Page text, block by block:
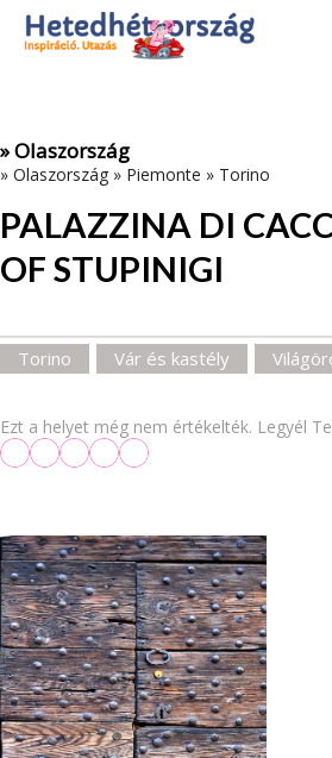
Az oldal sütiket (cookies) használ.
Adatvédelmi tájékoztató
» Olaszország
» Olaszország » Piemonte » Torino
PALAZZINA DI
OF STUPINIGI
Torino Vár és kastély
Ezt a helyet még nem értékelték. Legyél